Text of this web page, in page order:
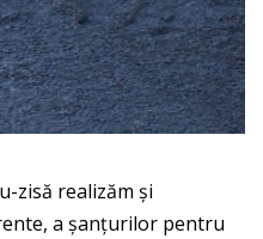
zisă realizăm și
a șanțurilor pentru